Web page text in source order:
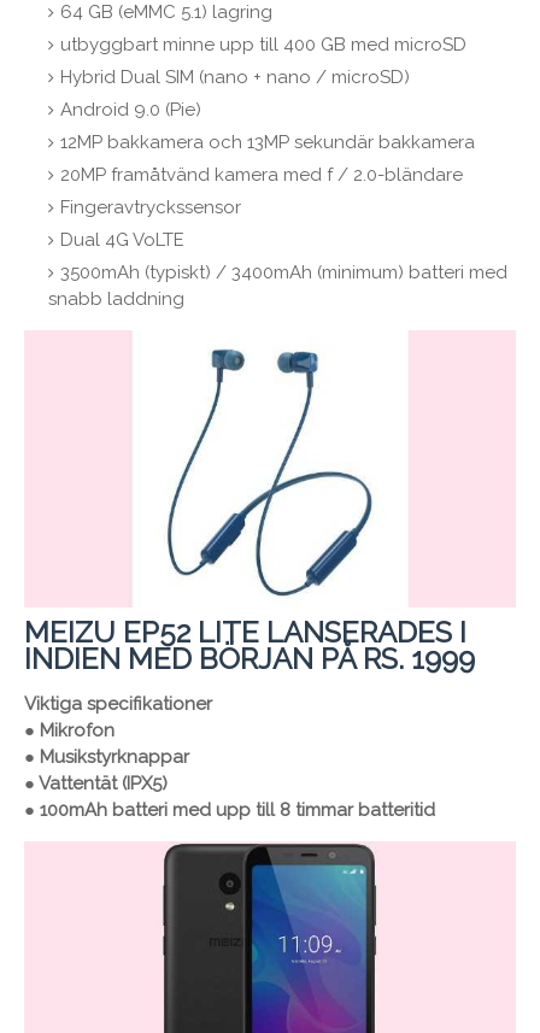
64 GB (eMMC 5.1) lagring
utbyggbart minne upp till 400 GB med microSD
Hybrid Dual SIM (nano + nano / microSD)
Android 9.0 (Pie)
12MP bakkamera och 13MP sekundär bakkamera
20MP framåtvänd kamera med f / 2.0-bländare
Fingeravtryckssensor
Dual 4G VoLTE
3500mAh (typiskt) / 3400mAh (minimum) batteri med
snabb laddning
MEIZU EP52 LITE LANSERADES I
INDIEN MED BÖRJAN PÅ RS. 1999
Viktiga specifikationer
● Mikrofon
● Musikstyrknappar
● Vattentät (IPX5)
● 100mAh batteri med upp till 8 timmar batteritid